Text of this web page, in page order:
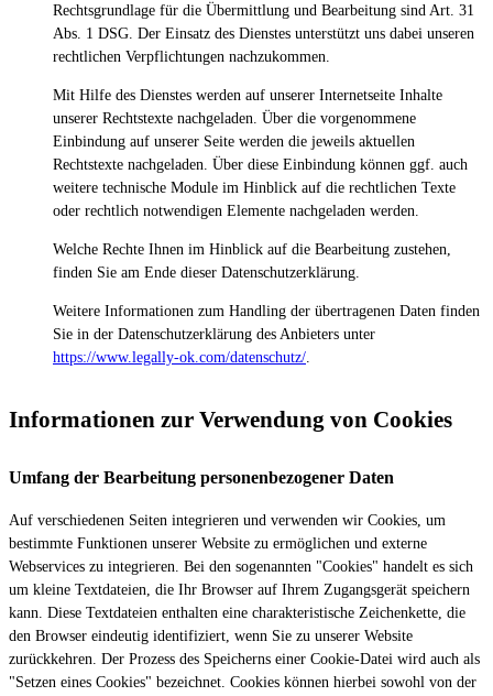
Rechtsgrundlage für die Übermittlung und Bearbeitung sind Art. 31
Abs. 1 DSG. Der Einsatz des Dienstes unterstützt uns dabei unseren
rechtlichen Verpflichtungen nachzukommen.
Mit Hilfe des Dienstes werden auf unserer Internetseite Inhalte
unserer Rechtstexte nachgeladen. Über die vorgenommene
Einbindung auf unserer Seite werden die jeweils aktuellen
Rechtstexte nachgeladen. Über diese Einbindung können ggf. auch
weitere technische Module im Hinblick auf die rechtlichen Texte
oder rechtlich notwendigen Elemente nachgeladen werden.
Welche Rechte Ihnen im Hinblick auf die Bearbeitung zustehen,
finden Sie am Ende dieser Datenschutzerklärung.
Weitere Informationen zum Handling der übertragenen Daten finden
Sie in der Datenschutzerklärung des Anbieters unter
https://www.legally-ok.com/datenschutz/
Informationen zur Verwendung von Cookies
Umfang der Bearbeitung personenbezogener Daten
Auf verschiedenen Seiten integrieren und verwenden wir Cookies, um
bestimmte Funktionen unserer Website zu ermöglichen und externe
Webservices zu integrieren. Bei den sogenannten "Cookies" handelt es sich
um kleine Textdateien, die Ihr Browser auf Ihrem Zugangsgerät speichern
kann. Diese Textdateien enthalten eine charakteristische Zeichenkette, die
den Browser eindeutig identifiziert, wenn Sie zu unserer Website
zurückkehren. Der Prozess des Speicherns einer Cookie-Datei wird auch als
"Setzen eines Cookies" bezeichnet. Cookies können hierbei sowohl von der